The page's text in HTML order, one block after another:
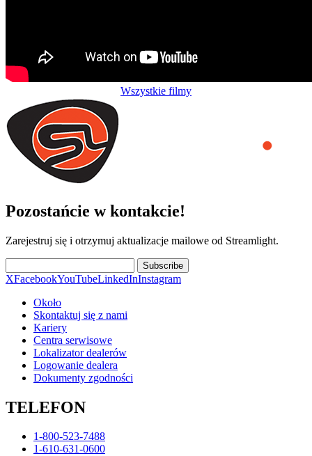
Wszystkie filmy
Pozostańcie w kontakcie!
Zarejestruj się i otrzymuj aktualizacje mailowe od Streamlight.
Subscribe
XFacebookYouTubeLinkedInInstagram
Około
Skontaktuj się z nami
Kariery
Centra serwisowe
Lokalizator dealerów
Logowanie dealera
Dokumenty zgodności
TELEFON
1-800-523-7488
1-610-631-0600